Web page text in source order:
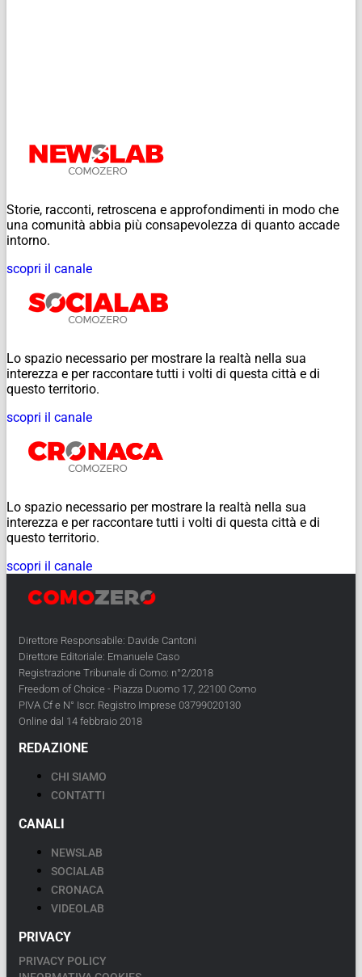
Storie, racconti, retroscena e approfondimenti in modo che
una comunità abbia più consapevolezza di quanto accade
intorno.
scopri il canale
Lo spazio necessario per mostrare la realtà nella sua
interezza e per raccontare tutti i volti di questa città e di
questo territorio.
scopri il canale
Lo spazio necessario per mostrare la realtà nella sua
interezza e per raccontare tutti i volti di questa città e di
questo territorio.
scopri il canale
Direttore Responsabile: Davide Cantoni
Direttore Editoriale: Emanuele Caso
Registrazione Tribunale di Como: n°2/2018
Freedom of Choice - Piazza Duomo 17, 22100 Como
PIVA Cf e N° Iscr. Registro Imprese 03799020130
Online dal 14 febbraio 2018
REDAZIONE
CHI SIAMO
CONTATTI
CANALI
NEWSLAB
SOCIALAB
CRONACA
VIDEOLAB
PRIVACY
PRIVACY POLICY